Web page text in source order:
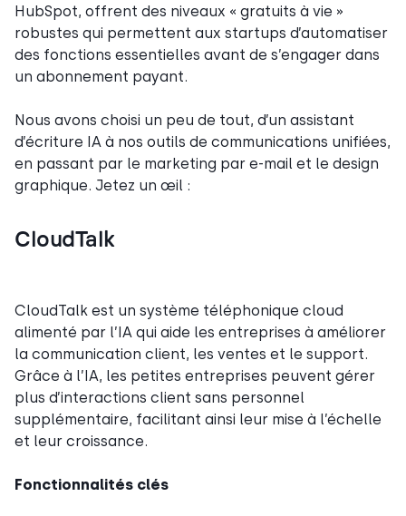
HubSpot, offrent des niveaux « gratuits à vie »
robustes qui permettent aux startups d’automatiser
des fonctions essentielles avant de s’engager dans
un abonnement payant.
Nous avons choisi un peu de tout, d’un assistant
d’écriture IA à nos outils de communications unifiées,
en passant par le marketing par e-mail et le design
graphique. Jetez un œil :
CloudTalk
CloudTalk est un système téléphonique cloud
alimenté par l’IA qui aide les entreprises à améliorer
la communication client, les ventes et le support.
Grâce à l’IA, les petites entreprises peuvent gérer
plus d’interactions client sans personnel
supplémentaire, facilitant ainsi leur mise à l’échelle
et leur croissance.
Fonctionnalités clés